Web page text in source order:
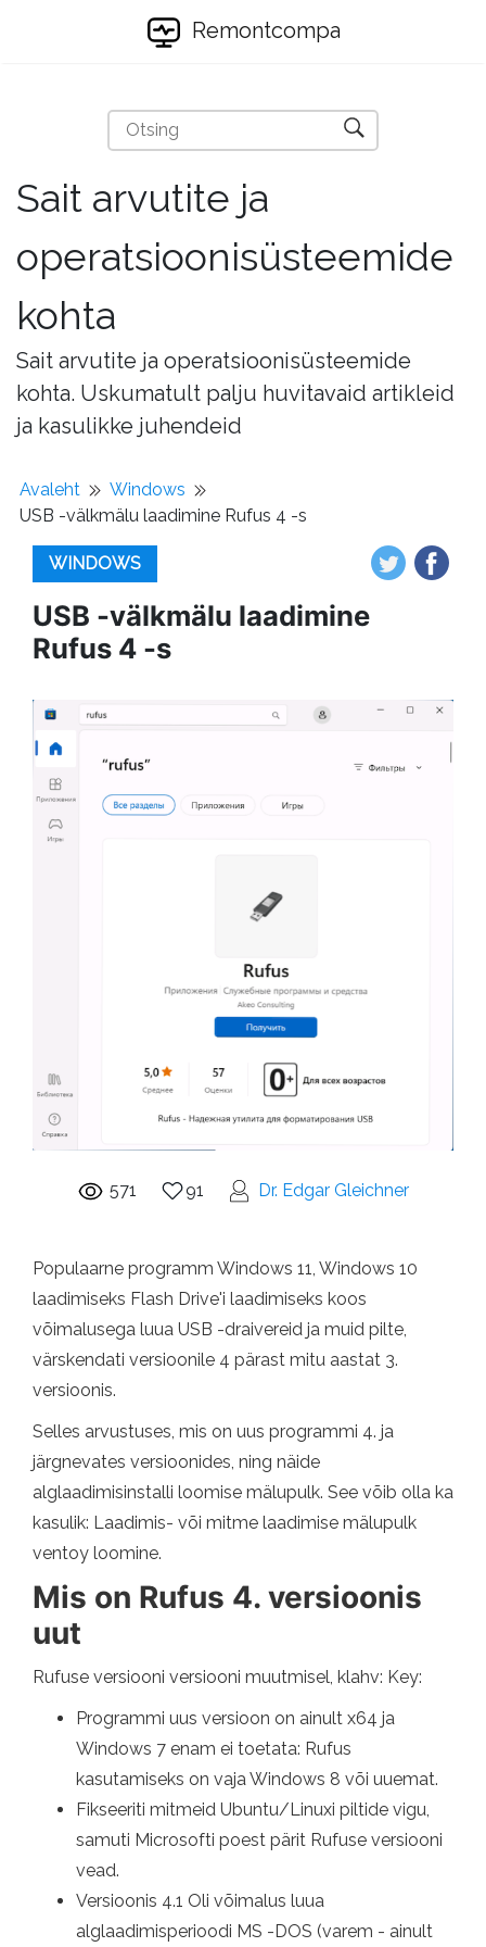
Remontcompa
Sait arvutite ja
operatsioonisüsteemide
kohta
Sait arvutite ja operatsioonisüsteemide
kohta. Uskumatult palju huvitavaid artikleid
ja kasulikke juhendeid
Avaleht
Windows
USB -välkmälu laadimine Rufus 4 -s
WINDOWS
USB -välkmälu laadimine
Rufus 4 -s
571 91 Dr. Edgar Gleichner
Populaarne programm Windows 11, Windows 10
laadimiseks Flash Drive'i laadimiseks koos
võimalusega luua USB -draivereid ja muid pilte,
värskendati versioonile 4 pärast mitu aastat 3.
versioonis.
Selles arvustuses, mis on uus programmi 4. ja
järgnevates versioonides, ning näide
alglaadimisinstalli loomise mälupulk. See võib olla ka
kasulik: Laadimis- või mitme laadimise mälupulk
ventoy loomine.
Mis on Rufus 4. versioonis
uut
Rufuse versiooni versiooni muutmisel, klahv: Key:
Programmi uus versioon on ainult x64 ja
Windows 7 enam ei toetata: Rufus
kasutamiseks on vaja Windows 8 või uuemat.
Fikseeriti mitmeid Ubuntu/Linuxi piltide vigu,
samuti Microsofti poest pärit Rufuse versiooni
vead.
Versioonis 4.1 Oli võimalus luua
alglaadimisperioodi MS -DOS (varem - ainult